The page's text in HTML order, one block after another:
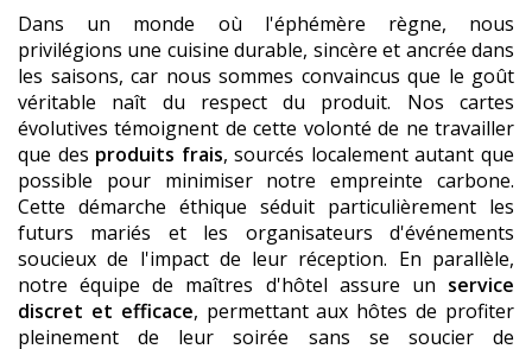
Dans un monde où l'éphémère règne, nous
privilégions une cuisine durable, sincère et ancrée dans
les saisons, car nous sommes convaincus que le goût
véritable naît du respect du produit. Nos cartes
évolutives témoignent de cette volonté de ne travailler
que des produits frais, sourcés localement autant que
possible pour minimiser notre empreinte carbone.
Cette démarche éthique séduit particulièrement les
futurs mariés et les organisateurs d'événements
soucieux de l'impact de leur réception. En parallèle,
notre équipe de maîtres d'hôtel assure un service
discret et efficace, permettant aux hôtes de profiter
pleinement de leur soirée sans se soucier de